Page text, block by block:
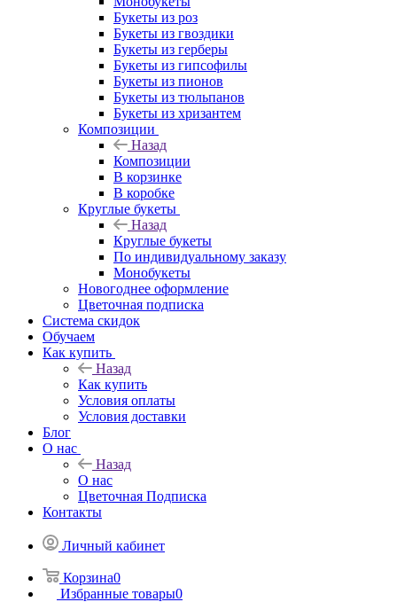
Букеты из роз
Букеты из гвоздики
Букеты из герберы
Букеты из гипсофилы
Букеты из пионов
Букеты из тюльпанов
Букеты из хризантем
Композиции
Назад
Композиции
В корзинке
В коробке
Круглые букеты
Назад
Круглые букеты
По индивидуальному заказу
Монобукеты
Новогоднее оформление
Цветочная подписка
Система скидок
Обучаем
Как купить
Назад
Как купить
Условия оплаты
Условия доставки
Блог
О нас
Назад
О нас
Цветочная Подписка
Контакты
Личный кабинет
Корзина0
Избранные товары0